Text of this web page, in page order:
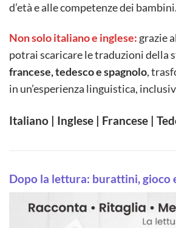
d’età e alle competenze dei bambini.
Non solo italiano e inglese:grazie
potrai scaricare le traduzioni della
francese, tedesco e spagnolo,
in un’esperienza linguistica,
Italiano | Inglese | Francese |
Dopo la lettura: burattini, gioco